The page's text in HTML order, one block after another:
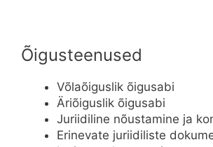
Õigusteenused
Võlaõiguslik õigusabi
Äriõiguslik õigusabi
Juriidiline nõustamine ja
Erinevate juriidiliste